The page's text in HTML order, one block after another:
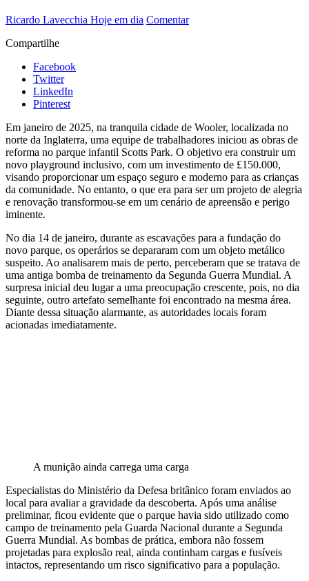
Ricardo Lavecchia Hoje em dia Comentar
Compartilhe
Facebook
Twitter
LinkedIn
Pinterest
Em janeiro de 2025, na tranquila cidade de Wooler, localizada no
norte da Inglaterra, uma equipe de trabalhadores iniciou as obras de
reforma no parque infantil Scotts Park. O objetivo era construir um
novo playground inclusivo, com um investimento de £150.000,
visando proporcionar um espaço seguro e moderno para as crianças
da comunidade. No entanto, o que era para ser um projeto de alegria
e renovação transformou-se em um cenário de apreensão e perigo
iminente.
No dia 14 de janeiro, durante as escavações para a fundação do
novo parque, os operários se depararam com um objeto metálico
suspeito. Ao analisarem mais de perto, perceberam que se tratava de
uma antiga bomba de treinamento da Segunda Guerra Mundial. A
surpresa inicial deu lugar a uma preocupação crescente, pois, no dia
seguinte, outro artefato semelhante foi encontrado na mesma área.
Diante dessa situação alarmante, as autoridades locais foram
acionadas imediatamente.
A munição ainda carrega uma carga
Especialistas do Ministério da Defesa britânico foram enviados ao
local para avaliar a gravidade da descoberta. Após uma análise
preliminar, ficou evidente que o parque havia sido utilizado como
campo de treinamento pela Guarda Nacional durante a Segunda
Guerra Mundial. As bombas de prática, embora não fossem
projetadas para explosão real, ainda continham cargas e fusíveis
intactos, representando um risco significativo para a população.